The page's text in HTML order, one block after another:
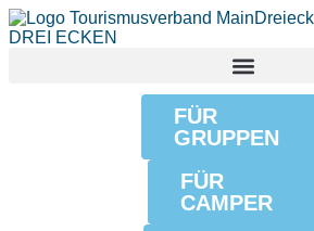
FÜR
GRUPPEN
FÜR
CAMPER